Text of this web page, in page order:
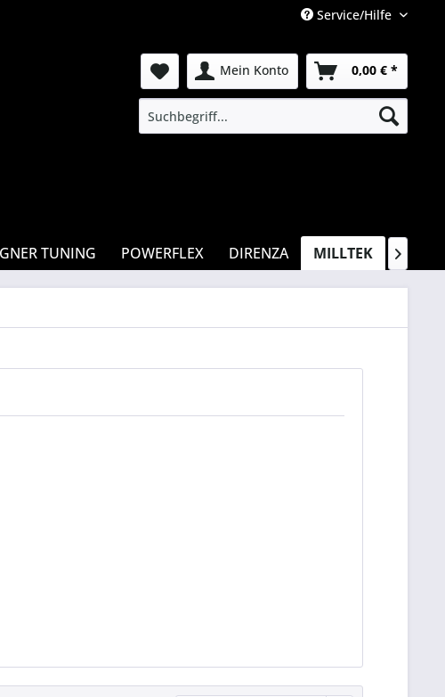
Service/Hilfe
Mein Konto 0,00 € *
TUNING POWERFLEX DIRENZA MILLTEK APR
